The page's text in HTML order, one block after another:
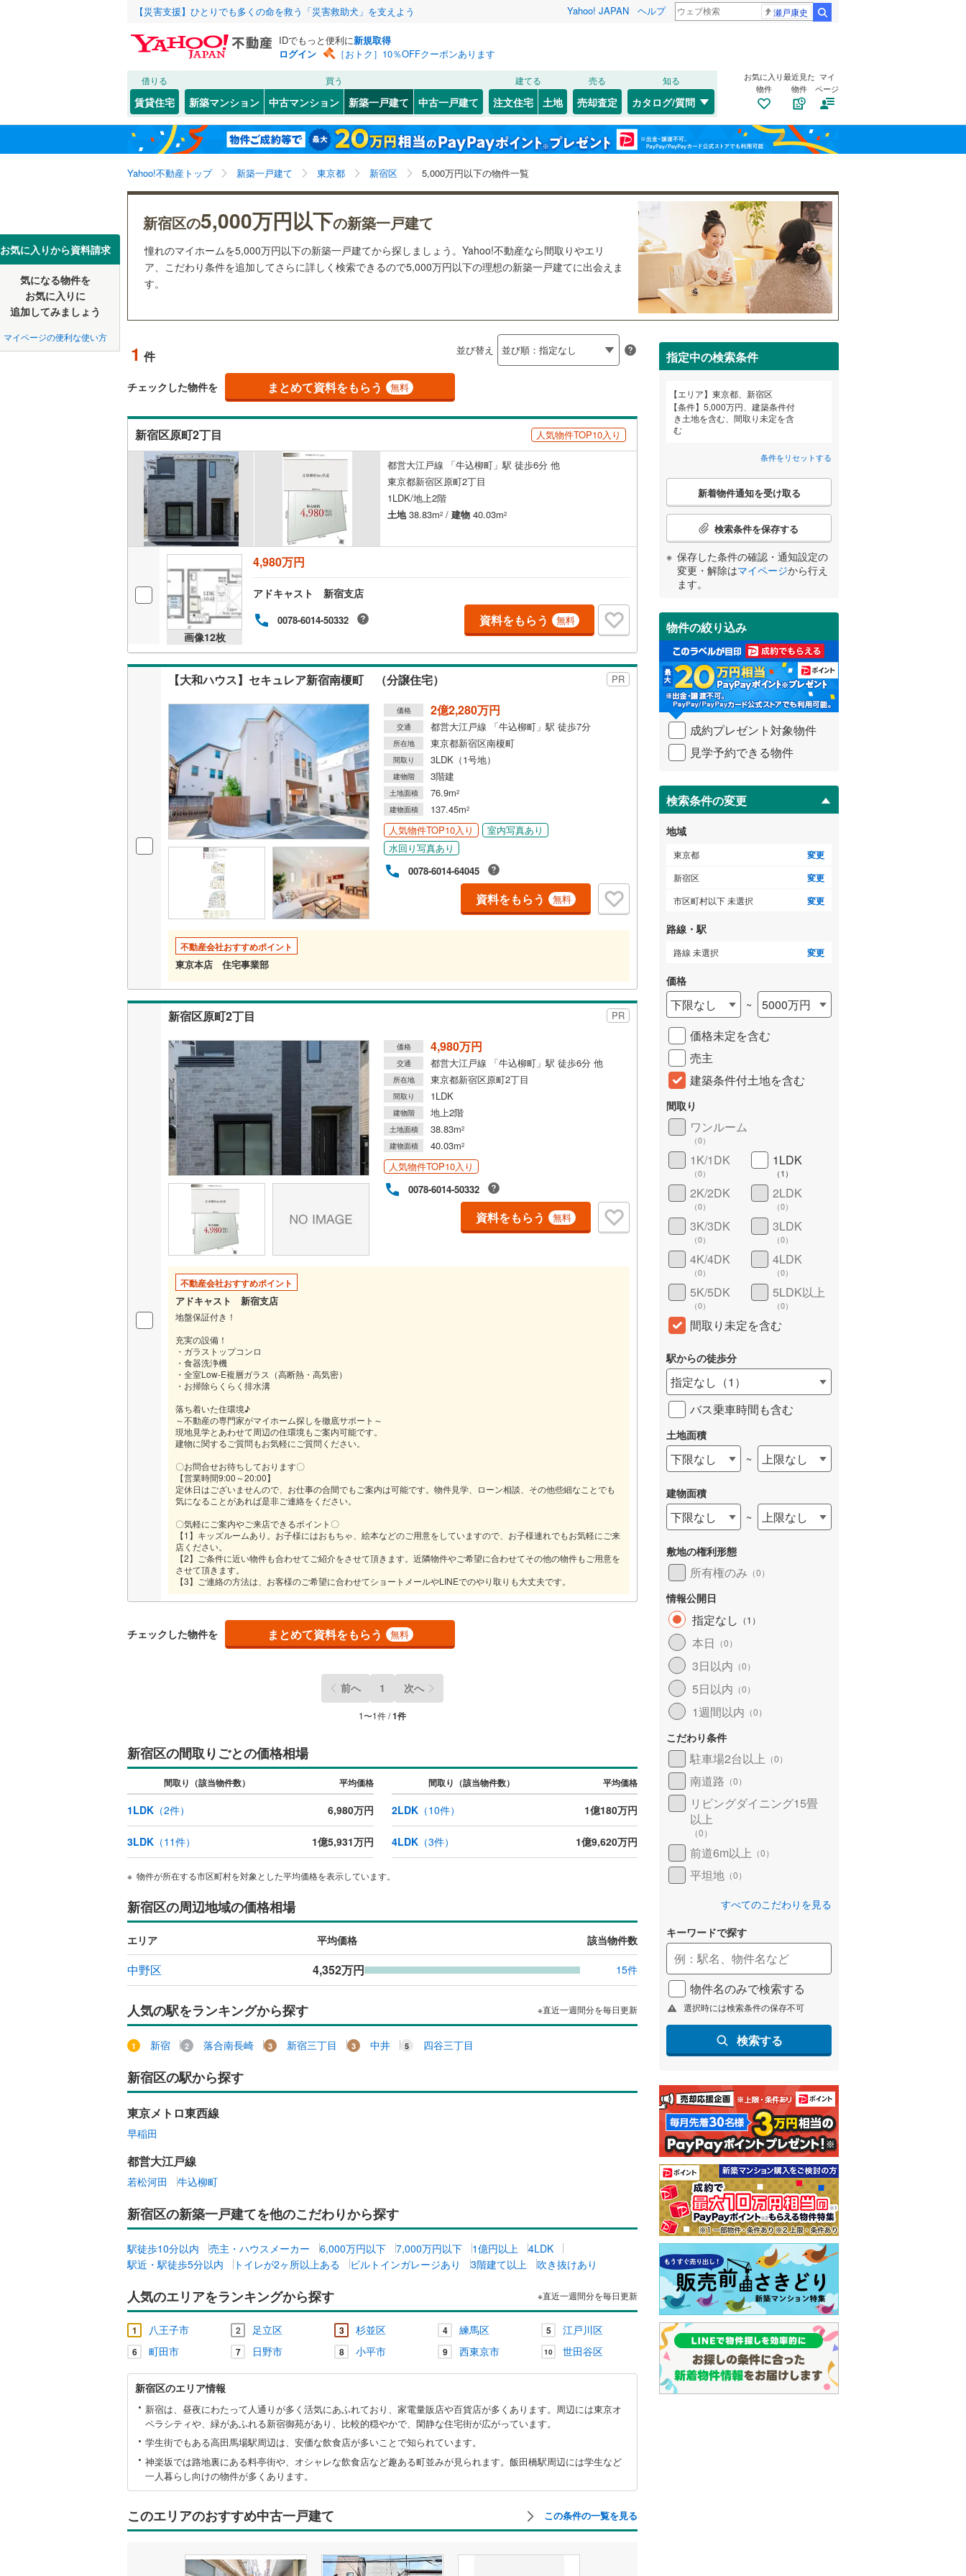
【災害支援】ひとりでも多くの命を救う「災害救助犬」を支えよう Yahoo! JAPAN ヘルプ 瀬戸康史
IDでもっと便利に新規取得
ログイン
［おトク］10％OFFクーポンあります
借りる
賃貸住宅
買う
新築マンション 中古マンション 新築一戸建て 中古一戸建て
建てる
注文住宅 土地
売る
売却査定
知る
カタログ/質問
お気に入り
物件
最近見た
物件
マイ
ページ
Yahoo!不動産トップ 新築一戸建て 東京都 新宿区 5,000万円以下の物件一覧
お気に入りから資料請求
気になる物件を
お気に入りに
追加してみましょう
マイページの便利な使い方
新宿区の5,000万円以下の新築一戸建て
憧れのマイホームを5,000万円以下の新築一戸建てから探しましょう。Yahoo!不動産なら間取りやエリ
ア、こだわり条件を追加してさらに詳しく検索できるので5,000万円以下の理想の新築一戸建てに出会えま
す。
1 件 並び替え
チェックした物件を まとめて資料をもらう 無料
新宿区原町2丁目 人気物件TOP10入り
都営大江戸線 「牛込柳町」駅 徒歩6分 他
東京都新宿区原町2丁目
1LDK/地上2階
土地38.83m2 / 建物 40.03m2
画像12枚
4,980万円
アドキャスト 新宿支店
0078-6014-50332 資料をもらう 無料
【大和ハウス】セキュレア新宿南榎町 （分譲住宅） PR
価格 2億2,280万円
交通 都営大江戸線 「牛込柳町」駅 徒歩7分
所在地 東京都新宿区南榎町
間取り 3LDK（1号地）
建物階 3階建
土地面積 76.9m2
建物面積 137.45m2
人気物件TOP10入り
室内写真あり
水回り写真あり
0078-6014-64045
資料をもらう 無料
不動産会社おすすめポイント
東京本店 住宅事業部
新宿区原町2丁目 PR
価格 4,980万円
交通 都営大江戸線 「牛込柳町」駅 徒歩6分 他
所在地 東京都新宿区原町2丁目
間取り 1LDK
建物階 地上2階
土地面積 38.83m2
建物面積 40.03m2
人気物件TOP10入り
0078-6014-50332
資料をもらう 無料
不動産会社おすすめポイント
アドキャスト 新宿支店
地盤保証付き！
充実の設備！
・ガラストップコンロ
・食器洗浄機
・全室Low-E複層ガラス（高断熱・高気密）
・お掃除らくらく排水溝
落ち着いた住環境♪
～不動産の専門家がマイホーム探しを徹底サポート～
現地見学とあわせて周辺の住環境もご案内可能です。
建物に関するご質問もお気軽にご質問ください。
〇お問合せお待ちしております〇
【営業時間9:00～20:00】
定休日はございませんので、お仕事の合間でもご案内は可能です。物件見学、ローン相談、その他些細なことでも
気になることがあれば是非ご連絡をください。
〇気軽にご案内やご来店できるポイント〇
【1】キッズルームあり。お子様にはおもちゃ、絵本などのご用意をしていますので、お子様連れでもお気軽にご来
店ください。
【2】ご条件に近い物件も合わせてご紹介をさせて頂きます。近隣物件やご希望に合わせてその他の物件もご用意を
させて頂きます。
【3】ご連絡の方法は、お客様のご希望に合わせてショートメールやLINEでのやり取りも大丈夫です。
チェックした物件を まとめて資料をもらう 無料
前へ 1 次へ
1〜1件 /1件
新宿区の間取りごとの価格相場
間取り（該当物件数） 平均価格 間取り（該当物件数） 平均価格
1LDK （2件） 6,980万円 2LDK（10件） 1億180万円
3LDK （11件） 1億5,931万円 4LDK（3件） 1億9,620万円
物件が所在する市区町村を対象とした平均価格を表示しています。
新宿区の周辺地域の価格相場
エリア 平均価格 該当物件数
中野区 4,352万円 15件
人気の駅をランキングから探す ※直近一週間分を毎日更新
新宿 落合南長崎 新宿三丁目 中井 四谷三丁目
新宿区の駅から探す
東京メトロ東西線
早稲田
都営大江戸線
若松河田 牛込柳町
新宿区の新築一戸建てを他のこだわりから探す
駅徒歩10分以内 売主・ハウスメーカー 6,000万円以下 7,000万円以下 1億円以上
4LDK
駅近・駅徒歩5分以内
トイレが2ヶ所以上ある ビルトインガレージあり 3階建て以上 吹き抜けあり
人気のエリアをランキングから探す ※直近一週間分を毎日更新
1 八王子市 2 足立区 3 杉並区 4 練馬区 5 江戸川区
6 町田市 7 日野市 8 小平市 9 西東京市 10 世田谷区
新
宿
区
る
報
新宿区のエリア情報
新宿は、昼夜にわたって人通りが多く活気にあふれており、家電量販店や百貨店が多くあります。周辺には東京オ
ペラシティや、緑があふれる新宿御苑があり、比較的穏やかで、閑静な住宅街が広がっています。
学生街でもある高田馬場駅周辺は、安価な飲食店が多いことで知られています。
神楽坂では路地裏にある料亭街や、オシャレな飲食店など趣ある町並みが見られます。飯田橋駅周辺には学生など
一人暮らし向けの物件が多くあります。
このエリアのおすすめ中古一戸建て この条件の一覧を見る
指定中の検索条件
エリア
東京都、新宿区
条件
5,000万円、建築条件付
き土地を含む、間取り未定を含
む
条件をリセットする
こ
検
条
件
受
け
取
る
・
条
件
を
イ
ペ
ジ
に
保
存
す
る
新着物件通知を受け取る
検索条件を保存する
保存した条件の確認・通知設定の
変更・解除はマイページから行え
ます。
物件の絞り込み
成約プレゼント対象物件
見学予約できる物件
検索条件の変更
地域
東京都 変更
新宿区 変更
市区町村以下 未選択 変更
路線・駅
路線 未選択 変更
価格
下限なし ~
5000万円
価格未定を含む
売主
建築条件付土地を含む
間取り
ワンルーム
（0）
1K/1DK
（0）
1LDK
（1 ）
2K/2DK
（0）
2LDK
（0）
3K/3DK
（0）
3LDK
（0）
4K/4DK
（0）
4LDK
（0）
5K/5DK
（0）
5LDK以上
（0）
間取り未定を含む
駅からの徒歩分
指定なし （1 ）
バス乗車時間も含む
土地面積
下限なし ~ 上限なし
建物面積
下限なし ~ 上限なし
敷地の権利形態
所有権のみ （0）
情報公開日
指定なし （1 ）
本日 （0）
3日以内 （0）
5日以内 （0）
1週間以内 （0）
こだわり条件
駐車場2台以上 （0）
南道路 （0）
リビングダイニング15畳
以上
（0）
前道6m以上 （0）
平坦地 （0）
すべてのこだわりを見る
キーワードで探す
物件名のみで検索する
選択時には検索条件の保存不可
検索する
北海道 北海道
東北 青森 岩手 宮城 秋田 山形 福島
関東 東京 神奈川 埼玉 千葉
新潟
東海 愛知 岐阜 静岡 三重
和歌山
中国 鳥取 島根 岡山 広島 山口
高知
福岡 佐賀 長崎 鹿児島 沖縄
該当物件0件 この条件で検索する 条件をリセットする
東京23区 千代田区(0) 中央区(0) 港区(0)
新宿区(1) 文京区(0) 渋谷区(0)
豊島区
0) 北区(4 )
台東区 (0) 5)
荒川区 (4 ) (30)
江戸川区( 27) 中野区(15) 杉並区(0)
目黒区(0)
大田区(9) 世田谷区(0)
立川市(63) 武蔵野市(0)
三鷹市(2)
町田市(187)
日野市
東村山市(72) 国分寺市(27)
福生市(24) 東大和市(76)
清瀬市(137 東久留米市 武蔵村山市(150)
多摩市(7) 稲城市(19) 羽村市(48)
西多摩郡瑞穂町(61)
西多摩郡日の出町
西多摩郡檜原村(0)
大島町(0) 利島村(0) 新島村(0)
神津島村(0) 三宅島三宅村(0) 御蔵島村(0)
八丈島八丈町(0) 小笠原村(0)
該当物件0件 この条件で検索する 条件をリセットする
原町(1)
該当物件0件 この条件で検索する 条件をリセットする
JR 東北本線(0) 常磐線(0) 高崎線(0)
湘南新宿ライン（宇都宮～逗子）
(0)
湘南新宿ライン（前橋～小田原）
(0)
総武本線(0)
南武線(0) 武蔵野線(0) 横浜線(0)
横須賀線 (0) 0)
京浜東北線(0
常磐線（各駅停車）(0 ) 埼京線(0) 総武線(0)
山形新幹線
秋田新幹線(0) 北陸新幹線(0) 東海道新幹線(0)
東京メトロ丸ノ内線 ( 0) 東京メトロ丸ノ内方南支線
東京メトロ日比谷線( 0)
東京メトロ有楽町線(0) 東京メトロ半蔵門線(0) 東京メトロ南北線(0)
0) 都営三田線
都営大江戸線(1)
私鉄・その他 つくばエクスプレス 京成押上線(0)
(0) 東武伊勢崎線(0)
東武亀戸線
西武池袋線(0)
西武国分寺線
西武拝島線(0)
京王線(0) 京王高尾線(0)
京王相模原線(0) 京王井の頭線(0) 小田急小田原線(0)
小田急多摩線(0) 東急多摩川線(0)
東急大井町線
東急田園都市線 東急池上線(0)
東急世田谷線
0) 東急目黒線 京急本線
京急空港線(0) 都電荒川線
ゆりかもめ 0) 東京臨海高速鉄道りんかい線
多摩モノレール(0) 埼玉高速鉄道(0)
該当物件0件 この条件で検索する 条件をリセットする
該当物件0件 この条件で検索する 条件をリセットする
こだわり条件 設備
床暖房（1） オール電化（0） トイレ２か所（0）
駐車場2台以上（0） ビルトインガレージ（0） 太陽光発電システム（0）
ＴＶモニタ付インターホン
（0）
防犯カメラ（
配置、向き、建ち方、日当たり
前道6m以上 （0） 角地（0） 南道路（0）
LD
（0）
（0）
設計住宅性能評価付き
（0）
住宅性能評価付き
長期優良住宅
大規模（総区画数50戸以上）
最寄りの駅が始発駅 小学校まで1km以内（ 0）
間取り、居室全体
バリアフリー住宅（0） 間取り変更可能（
二世帯向け（0） 平屋・1階建て（0） 3階建て以上（0 ）
サービスルーム（納戸）（0）
キッチン
独立型キッチン（0 対面キッチン
浴室乾燥機あり（0
バルコニー、庭
ウッドデッキあり（ ）
収納
ウォークインクローゼット
販売、価格、契約、入居関連など
オンライン対応
オンライン内見(相談)可（1）
オンライン対応とは？
該当物件0件 この条件で検索する 条件をリセットする
検索条件を保存しました
この検索条件の新着物件通知は、 マイページから設定できます。
保存した条件を見る
東京都、新宿区、5,000万円、建築条件付き土地を含
む、間取り未定を含む
検索条件を保存する
閉じる お気に入りリストを見る
閉じる
閉じる お気に入りリストを見る
閉じる